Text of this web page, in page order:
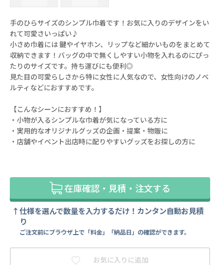
手のひらサイズのシンプル巾着です！お気に入りのデザインをい
れて可愛さいっぱい♪
小さめ巾着には 鍵やイヤホン、リップなど細かいものをまとめて
収納できます！バッグの中で無くしやすい小物を入れるのにぴっ
たりのサイズです。持ち運びにも便利◎
見た目の可愛らしさから特に女性に人気なので、女性向けのノベ
ルティなどにおすすめです。
【こんなシーンにおすすめ！】
・小物が入るシンプルな巾着が気になっている方に
・実用的なオリジナルグッズの企画・提案・物販に
・店舗やイベント出店時に配りやすいグッズをお探しの方に
在庫確認・見積・注文する
仕様を選んで数量を入力するだけ！カンタン自動お見積
り
ご注文前にブラウザ上で「料金」「納品日」の確認ができます。
お気に入りに追加